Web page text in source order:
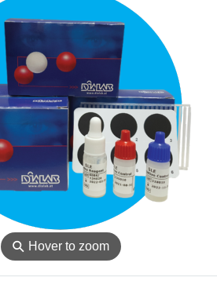
⚲ Hover to zoom